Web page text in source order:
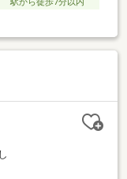
駅から徒歩7分以内